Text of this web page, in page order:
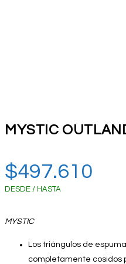
MYSTIC
$497.610
DESDE / HASTA
MYSTIC
Los triángulos de
completamente cosidos